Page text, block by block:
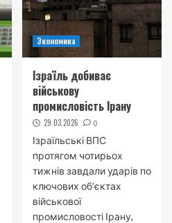
Экономика
Ізраїль добиває
військову
промисловість Ірану
29.03.2026 0
Ізраїльські ВПС
протягом чотирьох
тижнів завдали ударів по
ключових об’єктах
військової
промисловості Ірану,